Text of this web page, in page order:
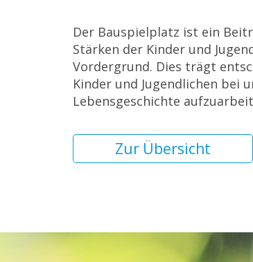
Der Bauspielplatz ist ein
Stärken der Kinder und
Vordergrund. Dies trägt
Kinder und Jugendlichen bei
Lebensgeschichte
Zur Übersicht